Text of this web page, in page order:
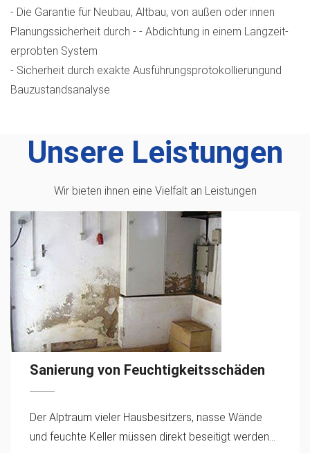
- Die Garantie für Neubau, Altbau, von außen oder innen
Planungssicherheit durch - - Abdichtung in einem Langzeit-
erprobten System
- Sicherheit durch exakte Ausführungsprotokollierungund
Bauzustandsanalyse
Unsere Leistungen
Wir bieten ihnen eine Vielfalt an Leistungen
Sanierung von Feuchtigkeitsschäden
Der Alptraum vieler Hausbesitzers, nasse Wände
und feuchte Keller müssen direkt beseitigt werden...